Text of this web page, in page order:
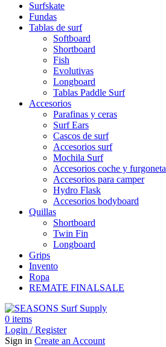
Surfskate
Fundas
Tablas de surf
Softboard
Shortboard
Fish
Evolutivas
Longboard
Tablas Paddle Surf
Accesorios
Parafinas y ceras
Surf Ears
Cascos de surf
Accesorios surf
Mochila Surf
Accesorios coche y furgoneta
Accesorios para camper
Hydro Flask
Accesorios bodyboard
Quillas
Shortboard
Twin Fin
Longboard
Grips
Invento
Ropa
REMATE FINALSALE
0 items
Login / Register
Sign in Create an Account